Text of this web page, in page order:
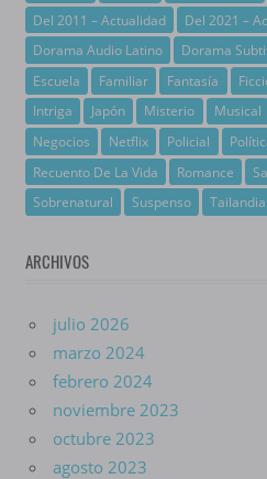
Del 2011 – Actualidad
Del 2021 –
Dorama Audio Latino
Dorama
Escuela
Familiar Fantasía
Intriga
Japón Misterio Musical
Negocios
Netflix Policial
Recuento De La Vida
Romance
Sobrenatural
Suspenso Tailandia
ARCHIVOS
julio 2026
marzo 2024
febrero 2024
noviembre 2023
octubre 2023
agosto 2023